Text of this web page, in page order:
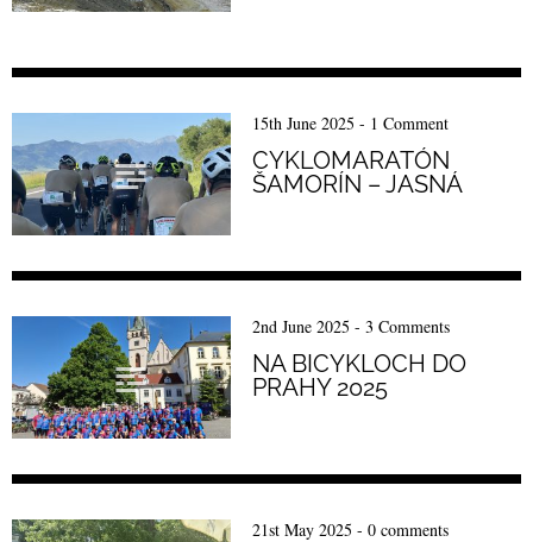
15th June 2025 - 1 Comment
CYKLOMARATÓN
ŠAMORÍN – JASNÁ
2nd June 2025 - 3 Comments
NA BICYKLOCH DO
PRAHY 2025
21st May 2025 - 0 comments